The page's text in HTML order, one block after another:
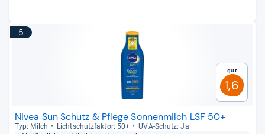
5
Gut
1,6
Nivea Sun Schutz & Pflege Sonnenmilch LSF 50+
Typ: Milch Licht­schutz­fak­tor: 50+
UVA-​Schutz: Ja